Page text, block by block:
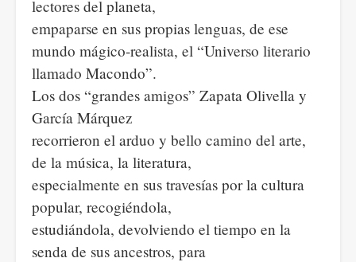
lectores del planeta,
empaparse en sus propias lenguas, de ese
mundo mágico-realista, el “Universo literario
llamado Macondo”.
Los dos “grandes amigos” Zapata Olivella y
García Márquez
recorrieron el arduo y bello camino del arte,
de la música, la literatura,
especialmente en sus travesías por la cultura
popular, recogiéndola,
estudiándola, devolviendo el tiempo en la
senda de sus ancestros, para